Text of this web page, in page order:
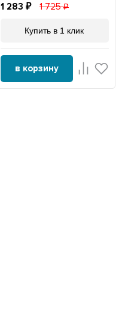
1 283 1 725
Купить в 1 клик
в корзину